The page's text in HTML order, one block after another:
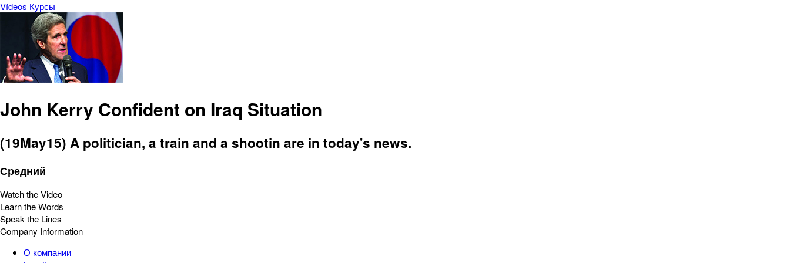
Vídeos Курсы
John Kerry Confident on Iraq Situation
(19May15) A politician, a train and a shootin are in today's news.
Средний
Watch the Video
Learn the Words
Speak the Lines
Company Information
О компании